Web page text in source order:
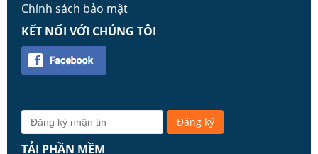
Chính sách bảo mật
KẾT NỐI VỚI CHÚNG TÔI
TẢI PHẦN MỀM